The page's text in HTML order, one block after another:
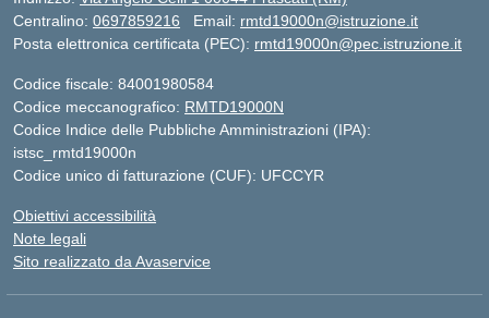
Centralino: 0697859216 Email: rmtd19000n@istruzione.it
Posta elettronica certificata (PEC): rmtd19000n@pec.istruzione.it
Codice fiscale: 84001980584
Codice meccanografico: RMTD19000N
Codice Indice delle Pubbliche Amministrazioni (IPA):
istsc_rmtd19000n
Codice unico di fatturazione (CUF): UFCCYR
Obiettivi accessibilità
Note legali
Sito realizzato da Avaservice